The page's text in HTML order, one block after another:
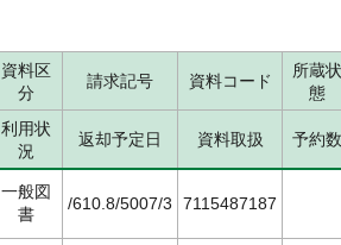
資料区
分
請求記号 資料コード
所蔵状
態
利用状
況
返却予定日 資料取扱 予約数
一般図
書
/610.8/5007/3 7115487187